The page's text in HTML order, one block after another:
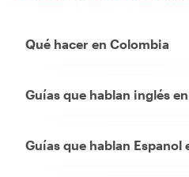
Qué hacer en Colombia
Guías que hablan inglés
Guías que hablan Espanol